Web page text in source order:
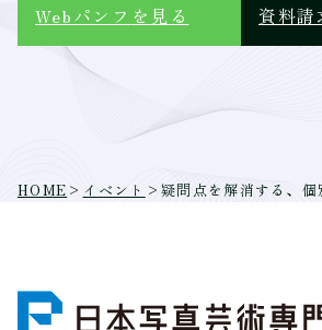
Webパンフ を見る 資料請
HOME > イベント >疑問点を解消する、